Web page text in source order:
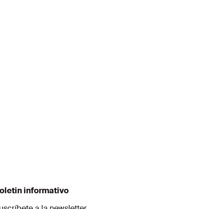
informativo